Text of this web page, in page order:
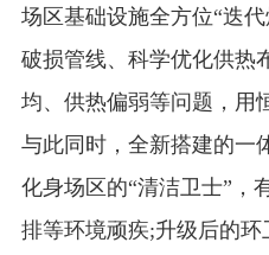
场区基础设施全方位“迭
破损管线、科学优化供热
均、供热偏弱等问题，用
与此同时，全新搭建的一
化身场区的“清洁卫士”，
排等环境顽疾;升级后的